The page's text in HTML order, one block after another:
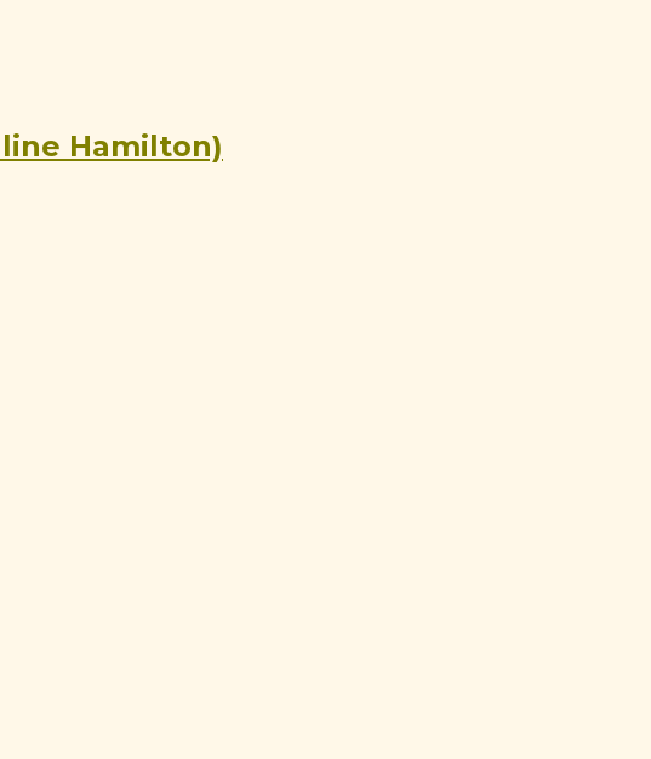
Hamilton)